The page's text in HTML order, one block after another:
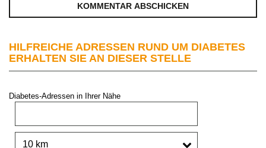
HILFREICHE ADRESSEN RUND UM DIABETES
ERHALTEN SIE AN DIESER STELLE
Diabetes-Adressen in Ihrer Nähe